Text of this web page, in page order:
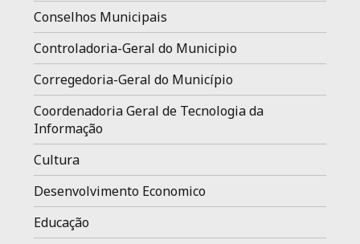
Conselhos Municipais
Controladoria-Geral do Municipio
Corregedoria-Geral do Município
Coordenadoria Geral de Tecnologia da
Informação
Cultura
Desenvolvimento Economico
Educação